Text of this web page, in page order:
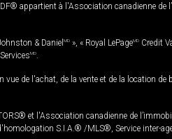
appartient à l'Association canadienne de
& Daniel MD », « Royal LePageMD Credit
MD
de l'achat, de la vente et de la location
et l'Association canadienne de
S.I.A.® /MLS®, Service inter-